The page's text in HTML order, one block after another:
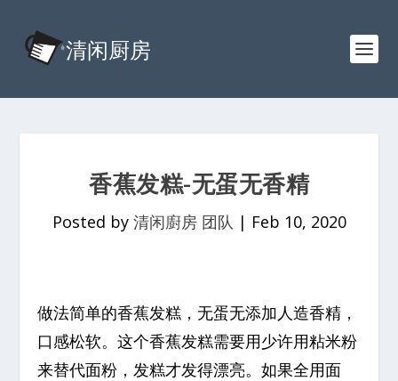
香蕉发糕-无蛋无香精
Posted by 清闲廚房 团队 | Feb 10, 2020
做法简单的香蕉发糕，无蛋无添加人造香精，
口感松软。这个香蕉发糕需要用少许用粘米粉
来替代面粉，发糕才发得漂亮。如果全用面